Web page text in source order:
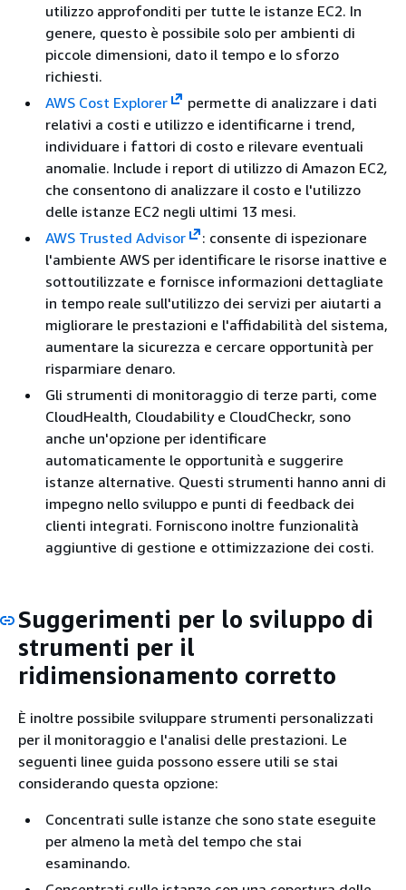
utilizzo approfonditi per tutte le istanze EC2. In
genere, questo è possibile solo per ambienti di
piccole dimensioni, dato il tempo e lo sforzo
richiesti.
AWS Cost Explorer
permette di analizzare i dati
relativi a costi e utilizzo e identificarne i trend,
individuare i fattori di costo e rilevare eventuali
anomalie. Include i report di utilizzo di Amazon EC2,
che consentono di analizzare il costo e l'utilizzo
delle istanze EC2 negli ultimi 13 mesi.
AWS Trusted Advisor
: consente di ispezionare
l'ambiente AWS per identificare le risorse inattive e
sottoutilizzate e fornisce informazioni dettagliate
in tempo reale sull'utilizzo dei servizi per aiutarti a
migliorare le prestazioni e l'affidabilità del sistema,
aumentare la sicurezza e cercare opportunità per
risparmiare denaro.
Gli strumenti di monitoraggio di terze parti, come
CloudHealth, Cloudability e CloudCheckr, sono
anche un'opzione per identificare
automaticamente le opportunità e suggerire
istanze alternative. Questi strumenti hanno anni di
impegno nello sviluppo e punti di feedback dei
clienti integrati. Forniscono inoltre funzionalità
aggiuntive di gestione e ottimizzazione dei costi.
Suggerimenti per lo sviluppo di
strumenti per il
ridimensionamento corretto
È inoltre possibile sviluppare strumenti personalizzati
per il monitoraggio e l'analisi delle prestazioni. Le
seguenti linee guida possono essere utili se stai
considerando questa opzione:
Concentrati sulle istanze che sono state eseguite
per almeno la metà del tempo che stai
esaminando.